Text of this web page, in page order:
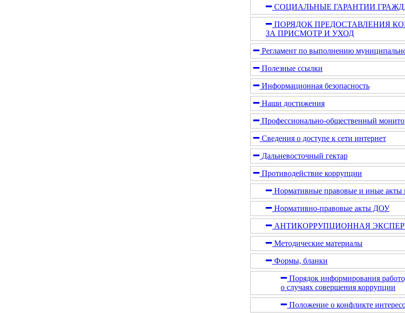
СОЦИАЛЬНЫЕ ГАРАНТИИ
ПОРЯДОК ПРЕДОСТАВЛЕНИЯ
ЗА ПРИСМОТР И УХОД
Регламент по выполнению
Полезные ссылки
Информационная безопасность
Наши достижения
Профессионально-общественный
Сведения о доступе к сети интернет
Дальневосточный гектар
Противодействие коррупции
Нормативные правовые и иные акты
Нормативно-правовые акты ДОУ
АНТИКОРРУПЦИОННАЯ
Методические материалы
Формы, бланки
Порядок информирования
о случаях совершения коррупции
Положение о конфликте